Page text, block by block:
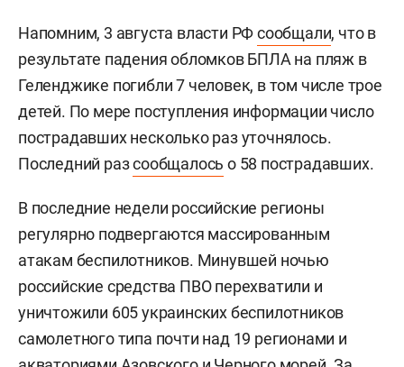
Напомним, 3 августа власти РФсообщали, что в
результате падения обломков БПЛА на пляж в
Геленджике погибли 7 человек, в том числе трое
детей. По мере поступления информации число
пострадавших несколько раз уточнялось.
Последний разсообщалось о 58 пострадавших.
В последние недели российские регионы
регулярно подвергаются массированным
атакам беспилотников. Минувшей ночью
российские средства ПВО перехватили и
уничтожили 605 украинских беспилотников
самолетного типа почти над 19 регионами и